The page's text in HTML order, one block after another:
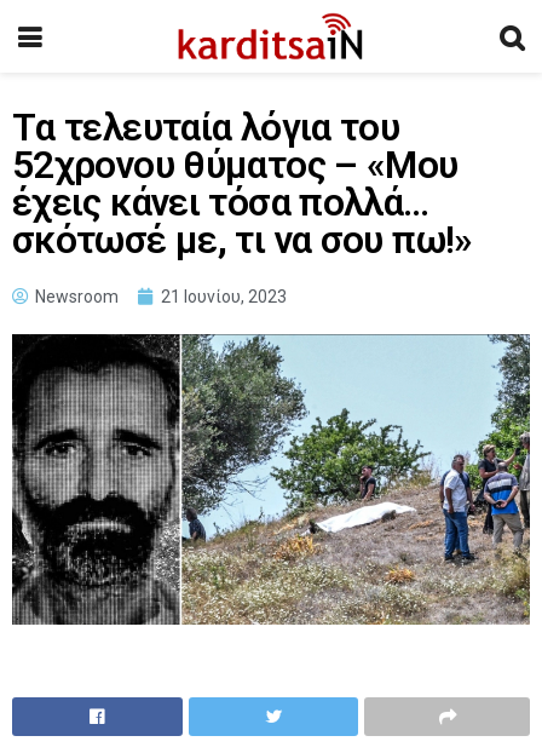
Tα τελευταία λόγια του
52χρονου θύματος – «Μου
έχεις κάνει τόσα πολλά…
σκότωσέ με, τι να σου πω!»
Newsroom 21 Ιουνίου, 2023